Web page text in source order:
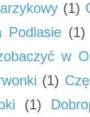
(1)
Podlasie (1)
w
(1)
(1)